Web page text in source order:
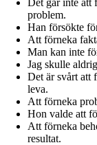
problem.
Han försökte
Att förneka
Man kan inte
Jag skulle
Det är svårt att
leva.
Att förneka
Hon valde att
Att förneka
resultat.